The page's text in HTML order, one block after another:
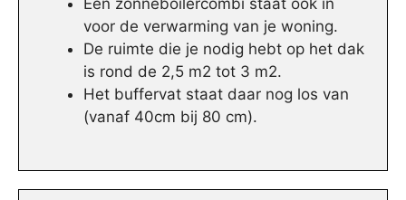
Een zonneboilercombi staat ook in
voor de verwarming van je woning.
De ruimte die je nodig hebt op het dak
is rond de 2,5 m2 tot 3 m2.
Het buffervat staat daar nog los van
(vanaf 40cm bij 80 cm).